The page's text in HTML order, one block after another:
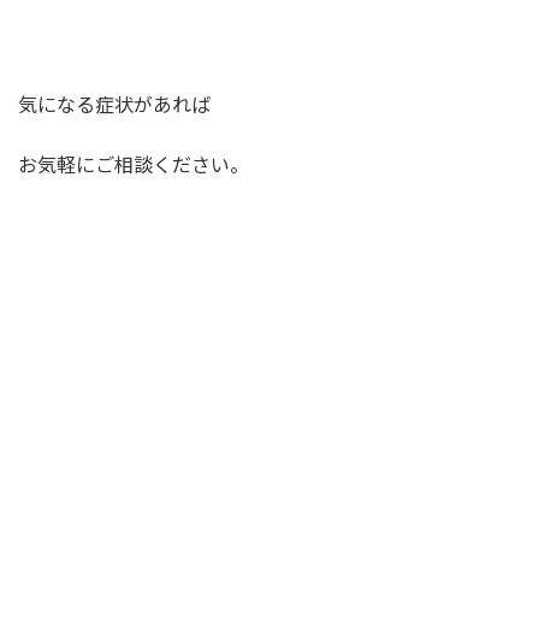
気になる症状があれば
お気軽にご相談ください。